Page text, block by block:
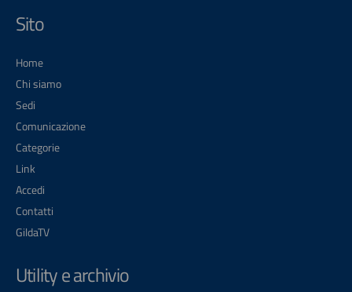
Sito
Home
Chi siamo
Sedi
Comunicazione
Categorie
Link
Accedi
Contatti
GildaTV
Utility e archivio